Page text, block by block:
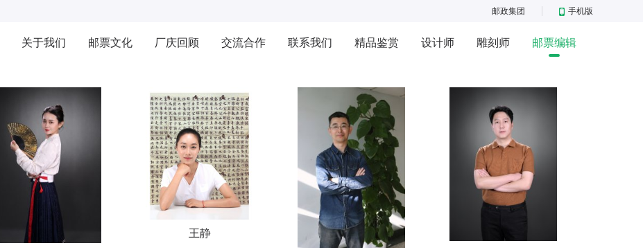
邮政集团 手机版
关于我们 邮票文化 厂庆回顾 交流合作 联系我们 精品鉴赏 设计师 雕刻师 邮票编辑
王静